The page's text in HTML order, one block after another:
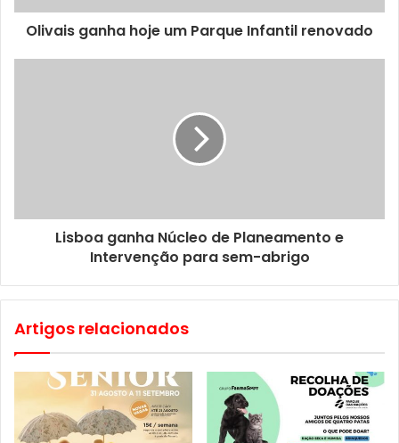
Olivais ganha hoje um Parque Infantil renovado
Lisboa ganha Núcleo de Planeamento e
Intervenção para sem-abrigo
Artigos relacionados